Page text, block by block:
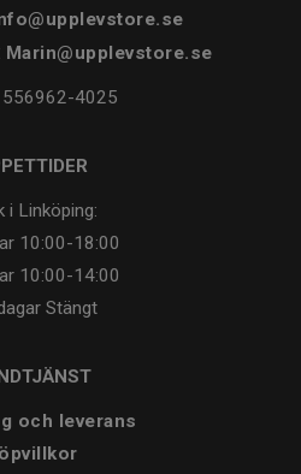
Marin@upplevstore.se
556962-4025
i Linköping:
10:00-18:00
10:00-14:00
Stängt
och leverans